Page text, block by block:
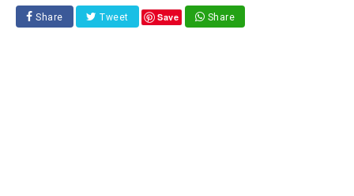
Share Tweet Save Share